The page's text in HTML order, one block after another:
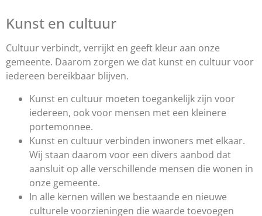
Kunst en cultuur
Cultuur verbindt, verrijkt en geeft kleur aan onze
gemeente. Daarom zorgen we dat kunst en cultuur voor
iedereen bereikbaar blijven.
Kunst en cultuur moeten toegankelijk zijn voor
iedereen, ook voor mensen met een kleinere
portemonnee.
Kunst en cultuur verbinden inwoners met elkaar.
Wij staan daarom voor een divers aanbod dat
aansluit op alle verschillende mensen die wonen in
onze gemeente.
In alle kernen willen we bestaande en nieuwe
culturele voorzieningen die waarde toevoegen